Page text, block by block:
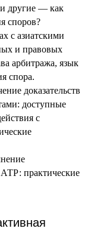
другие — как
споров?
с азиатскими
и правовых
арбитража, язык
спора.
доказательств
доступные
с
практические